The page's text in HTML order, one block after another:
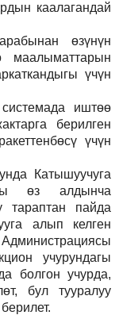
каалагандай
өзүнүн
маалыматтарын
үчүн
иштөө
берилген
үчүн
Катышуучуга
өз алдынча
тараптан пайда
алып келген
учурундагы
болгон учурда,
бул тууралуу